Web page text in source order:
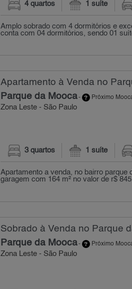
4 quartos 1 suíte
Amplo sobrado com 4 dormitórios e
conta com 04 dormitórios, sendo 01
Apartamento à Venda no
Parque da Mooca- Próximo
Zona Leste - São Paulo
3 quartos 1 suíte
Apartamento a venda, no bairro
garagem com 164 m² no valor de r$
Sobrado à Venda no Parque
Parque da Mooca- Próximo
Zona Leste - São Paulo